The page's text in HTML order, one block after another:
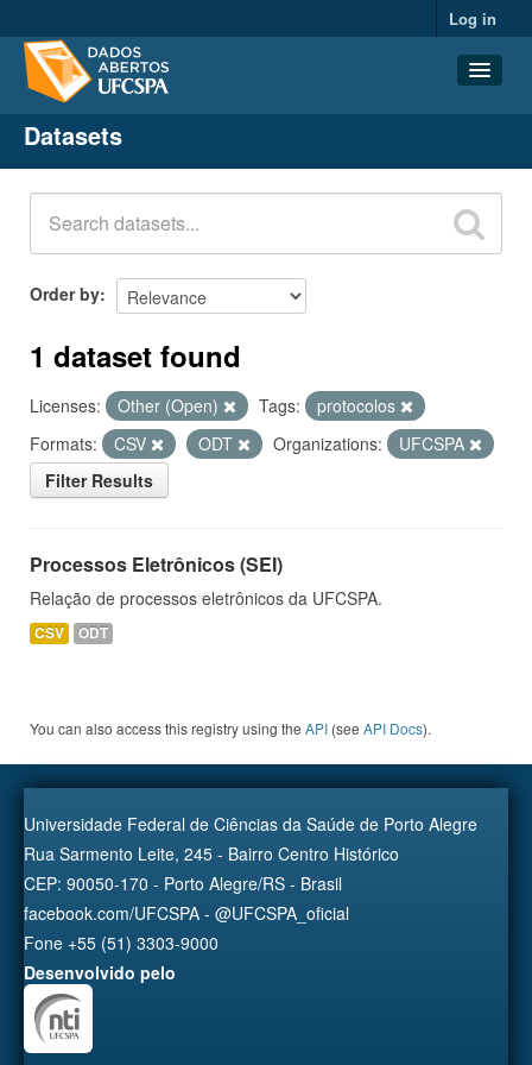
Log in
Datasets
Organizations
Groups
About
Datasets
Order by
1 dataset found
Licenses: Other (Open) Tags:
protocolos
Formats:
CSV ODT Organizations:
UFCSPA
Filter Results
Processos Eletrônicos (SEI)
Relação de processos eletrônicos da UFCSPA.
CSV ODT
You can also access this registry using the API (see API Docs).
Universidade Federal de Ciências da Saúde de Porto Alegre
Rua Sarmento Leite, 245 - Bairro Centro Histórico
CEP: 90050-170 - Porto Alegre/RS - Brasil
facebook.com/UFCSPA - @UFCSPA_oficial
Fone +55 (51) 3303-9000
Desenvolvido pelo